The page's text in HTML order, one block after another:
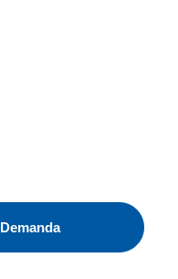
Demanda